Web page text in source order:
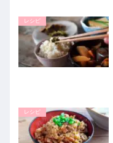
レシピ
レシピ